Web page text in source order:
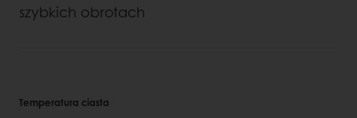
szybkich obrotach
Temperatura ciasta